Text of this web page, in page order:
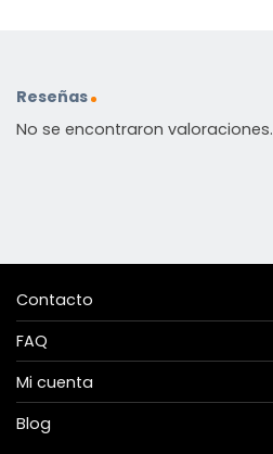
Reseñas
No se encontraron valoraciones.
Contacto
FAQ
Mi cuenta
Blog